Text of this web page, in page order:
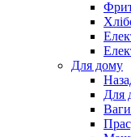
Для дому
Для
Ваги